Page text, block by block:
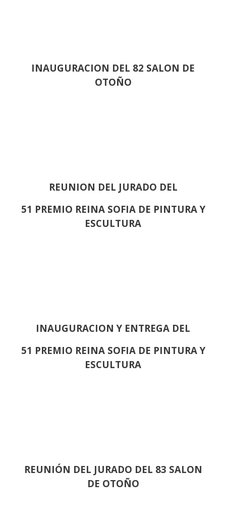
INAUGURACION DEL 82 SALON DE
OTOÑO
REUNION DEL JURADO DEL
51 PREMIO REINA SOFIA DE PINTURA Y
ESCULTURA
INAUGURACION Y ENTREGA DEL
51 PREMIO REINA SOFIA DE PINTURA Y
ESCULTURA
REUNIÓN DEL JURADO DEL 83 SALON
DE OTOÑO